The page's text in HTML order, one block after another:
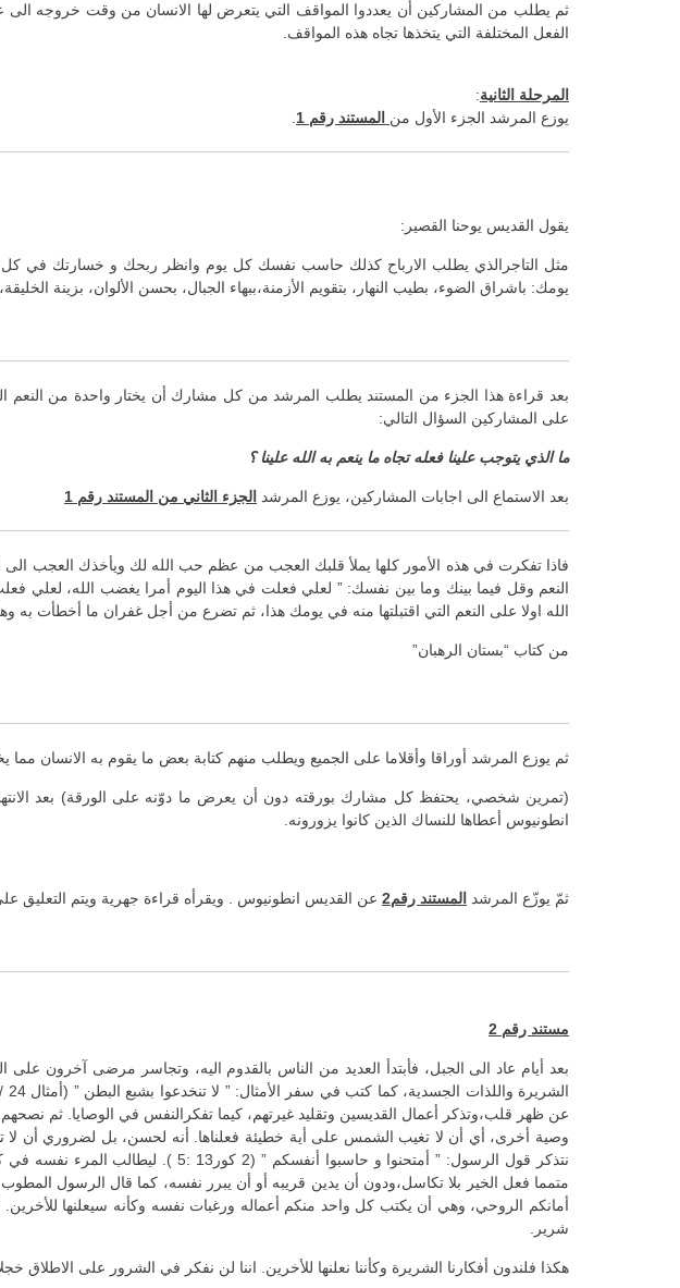
ثم يطلب من المشاركين أن يعددوا المواقف التي يتعرض لها الانسان من وقت خروجه
الفعل المختلفة التي يتخذها تجاه هذه المواقف.
المرحلة الثانية:
يوزع المرشد الجزء الأول من المستند رقم 1
يقول القديس يوحنا القصير:
مثل التاجرالذي يطلب الارباح كذلك حاسب نفسك كل يوم وانظر ربحك و خسارتك في كل
يومك: باشراق الضوء، بطيب النهار، بتقويم الأزمنة،ببهاء الجبال، بحسن الألوان، بزينة
بعد قراءة هذا الجزء من المستند يطلب المرشد من كل مشارك أن يختار واحدة من النعم
على المشاركين السؤال التالي:
ما الذي يتوجب علينا فعله تجاه ما ينعم به الله علينا ؟
بعد الاستماع الى اجابات المشاركين، يوزع المرشد الجزء الثاني من المستند رقم 1
فاذا تفكرت في هذه الأمور كلها يملأ قلبك العجب من عظم حب الله لك ويأخذك العجب
النعم وقل فيما بينك وما بين نفسك: ” لعلي فعلت في هذا اليوم أمرا يغضب الله، لعلي
الله اولا على النعم التي اقتبلتها منه في يومك هذا، ثم تضرع من أجل غفران ما أخطأت به
من كتاب “بستان الرهبان”
ثم يوزع المرشد أوراقا وأقلاما على الجميع ويطلب منهم كتابة بعض ما يقوم به الانسان مما
(تمرين شخصي، يحتفظ كل مشارك بورقته دون أن يعرض ما دوّنه على الورقة) بعد
انطونيوس أعطاها للنساك الذين كانوا يزورونه.
ثمّ يوزّع المرشد المستند رقم2 عن القديس انطونيوس . ويقرأه قراءة جهرية ويتم التعليق
مستند رقم 2
بعد أيام عاد الى الجبل، فأبتدأ العديد من الناس بالقدوم اليه، وتجاسر مرضى آخرون
وصية أخرى، أي أن لا تغيب الشمس على أية خطيئة فعلناها. أنه لحسن، بل لضروري أن لا
نتذكر قول الرسول: ” أمتحنوا و حاسبوا
أمانكم الروحي، وهي أن يكتب كل واحد منكم أعماله ورغبات نفسه وكأنه سيعلنها
شرير.
هكذا فلندون أفكارنا الشريرة وكأننا نعلنها للأخرين. اننا لن نفكر في الشرور على الاطلاق